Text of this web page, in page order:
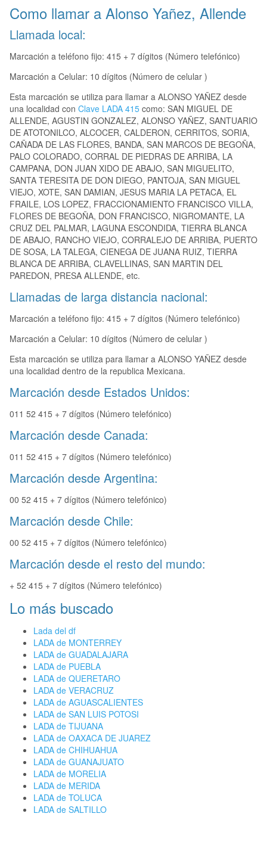
Como llamar a Alonso Yañez, Allende
Llamada local:
Marcación a teléfono fijo: 415 + 7 dígitos (Número telefónico)
Marcación a Celular: 10 dígitos (Número de celular )
Esta marcación se utiliza para llamar a ALONSO YAÑEZ desde
una localidad con Clave LADA 415 como: SAN MIGUEL DE
ALLENDE, AGUSTIN GONZALEZ, ALONSO YAÑEZ, SANTUARIO
DE ATOTONILCO, ALCOCER, CALDERON, CERRITOS, SORIA,
CAÑADA DE LAS FLORES, BANDA, SAN MARCOS DE BEGOÑA,
PALO COLORADO, CORRAL DE PIEDRAS DE ARRIBA, LA
CAMPANA, DON JUAN XIDO DE ABAJO, SAN MIGUELITO,
SANTA TERESITA DE DON DIEGO, PANTOJA, SAN MIGUEL
VIEJO, XOTE, SAN DAMIAN, JESUS MARIA LA PETACA, EL
FRAILE, LOS LOPEZ, FRACCIONAMIENTO FRANCISCO VILLA,
FLORES DE BEGOÑA, DON FRANCISCO, NIGROMANTE, LA
CRUZ DEL PALMAR, LAGUNA ESCONDIDA, TIERRA BLANCA
DE ABAJO, RANCHO VIEJO, CORRALEJO DE ARRIBA, PUERTO
DE SOSA, LA TALEGA, CIENEGA DE JUANA RUIZ, TIERRA
BLANCA DE ARRIBA, CLAVELLINAS, SAN MARTIN DEL
PAREDON, PRESA ALLENDE, etc.
Llamadas de larga distancia nacional:
Marcación a teléfono fijo: 415 + 7 dígitos (Número telefónico)
Marcación a Celular: 10 dígitos (Número de celular )
Esta marcación se utiliza para llamar a ALONSO YAÑEZ desde
una localidad dentro de la republica Mexicana.
Marcación desde Estados Unidos:
011 52 415 + 7 dígitos (Número telefónico)
Marcación desde Canada:
011 52 415 + 7 dígitos (Número telefónico)
Marcación desde Argentina:
00 52 415 + 7 dígitos (Número telefónico)
Marcación desde Chile:
00 52 415 + 7 dígitos (Número telefónico)
Marcación desde el resto del mundo:
+ 52 415 + 7 dígitos (Número telefónico)
Lo más buscado
Lada del df
LADA de MONTERREY
LADA de GUADALAJARA
LADA de PUEBLA
LADA de QUERETARO
LADA de VERACRUZ
LADA de AGUASCALIENTES
LADA de SAN LUIS POTOSI
LADA de TIJUANA
LADA de OAXACA DE JUAREZ
LADA de CHIHUAHUA
LADA de GUANAJUATO
LADA de MORELIA
LADA de MERIDA
LADA de TOLUCA
LADA de SALTILLO